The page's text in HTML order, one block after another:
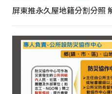
屏東推永久屋地籍分割分照